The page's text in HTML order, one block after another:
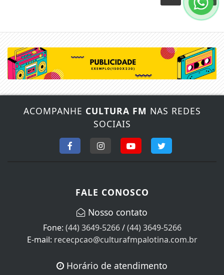
ACOMPANHE CULTURA FM NAS REDES
SOCIAIS
FALE CONOSCO
Nosso contato
Fone: (44) 3649-5266/(44) 3649-5266
E-mail: rececpcao@culturafmpalotina.com.br
Horário de atendimento